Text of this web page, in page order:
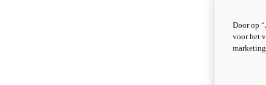
Door op
voor het